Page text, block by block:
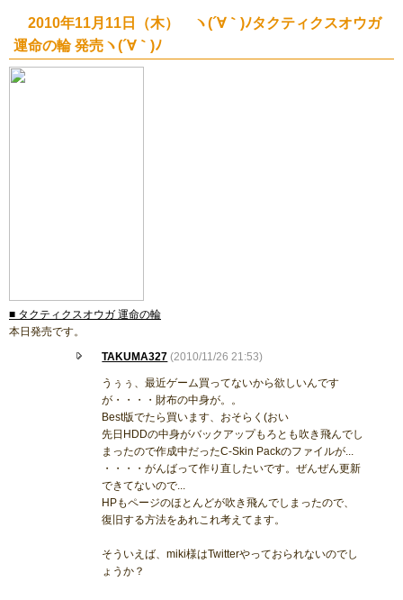
2010年11月11日（木） ヽ(´∀｀)ﾉタクティクスオウガ
運命の輪 発売ヽ(´∀｀)ﾉ
■ タクティクスオウガ 運命の輪
本日発売です。
TAKUMA327 (2010/11/26 21:53)
うぅぅ、最近ゲーム買ってないから欲しいんです
が・・・・財布の中身が。。
Best版でたら買います、おそらく(おい
先日HDDの中身がバックアップもろとも吹き飛んでし
まったので作成中だったC-Skin Packのファイルが...
・・・・がんばって作り直したいです。ぜんぜん更新
できてないので...
HPもページのほとんどが吹き飛んでしまったので、
復旧する方法をあれこれ考えてます。
そういえば、miki様はTwitterやっておられないのでし
ょうか？